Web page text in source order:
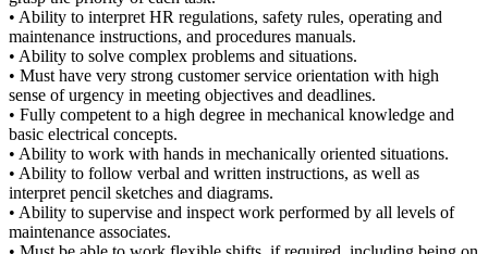
• Ability to interpret HR regulations, safety rules, operating and
maintenance instructions, and procedures manuals.
• Ability to solve complex problems and situations.
• Must have very strong customer service orientation with high
sense of urgency in meeting objectives and deadlines.
• Fully competent to a high degree in mechanical knowledge and
basic electrical concepts.
• Ability to work with hands in mechanically oriented situations.
• Ability to follow verbal and written instructions, as well as
interpret pencil sketches and diagrams.
• Ability to supervise and inspect work performed by all levels of
maintenance associates.